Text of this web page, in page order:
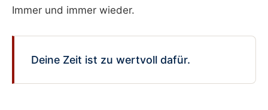
Immer und immer wieder.
Deine Zeit ist zu wertvoll dafür.